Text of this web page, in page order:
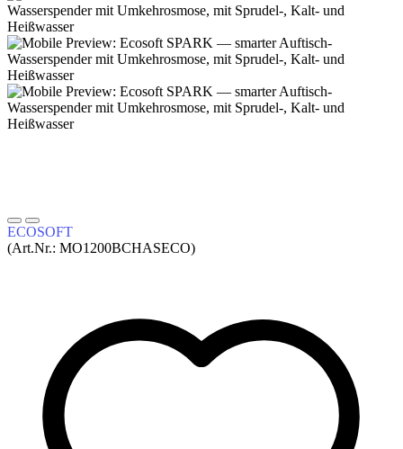
ECOSOFT
(Art.Nr.: MO1200BСHASECO)